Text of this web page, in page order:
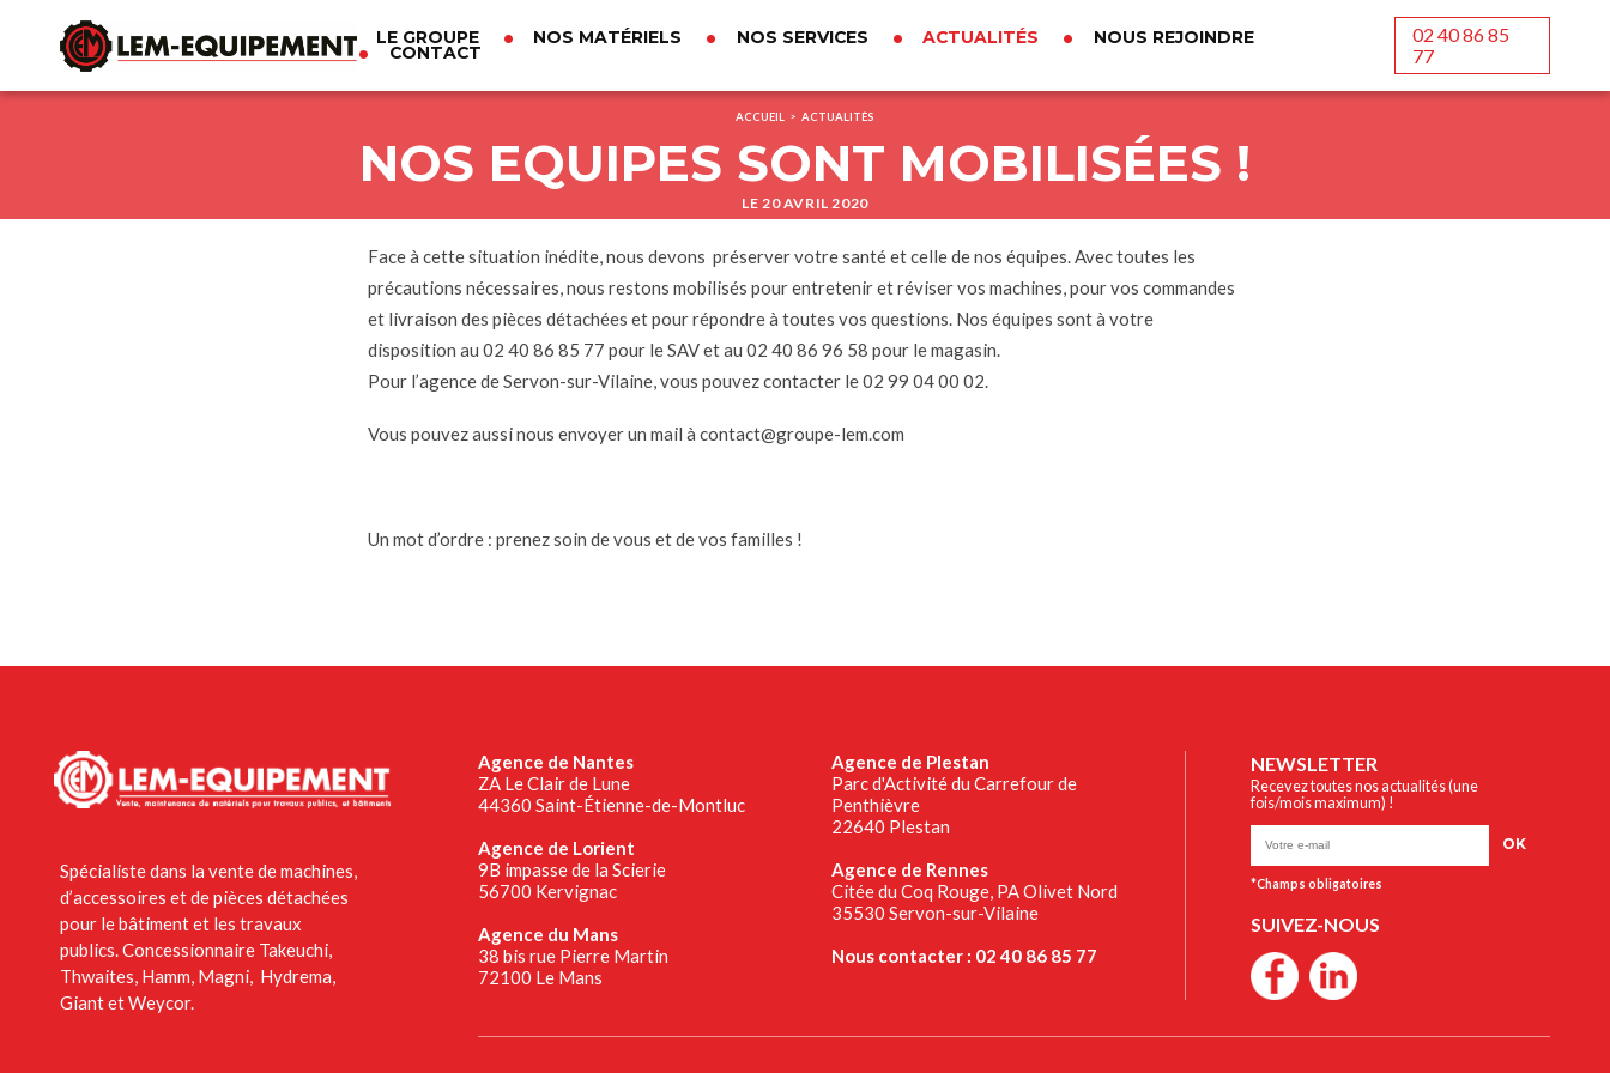
Aller
LE GROUPE NOS MATÉRIELS NOS SERVICES ACTUALITÉS NOUS REJOINDRE
CONTACT
02 40 86 85
77
ACCUEIL > ACTUALITÉS
NOS EQUIPES SONT MOBILISÉES !
LE 20 AVRIL 2020
Face à cette situation inédite, nous devons préserver votre santé et celle de nos équipes. Avec toutes les
précautions nécessaires, nous restons mobilisés pour entretenir et réviser vos machines, pour vos commandes
et livraison des pièces détachées et pour répondre à toutes vos questions. Nos équipes sont à votre
disposition au 02 40 86 85 77 pour le SAV et au 02 40 86 96 58 pour le magasin.
Pour l’agence de Servon-sur-Vilaine, vous pouvez contacter le 02 99 04 00 02.
Vous pouvez aussi nous envoyer un mail à contact@groupe-lem.com
Un mot d’ordre : prenez soin de vous et de vos familles !
Spécialiste dans la vente de machines,
d’accessoires et de pièces détachées
pour le bâtiment et les travaux
publics. Concessionnaire Takeuchi,
Thwaites, Hamm, Magni, Hydrema,
Giant et Weycor.
Agence de Nantes
ZA Le Clair de Lune
44360 Saint-Étienne-de-Montluc
Agence de Lorient
9B impasse de la Scierie
56700 Kervignac
Agence du Mans
38 bis rue Pierre Martin
72100 Le Mans
Agence de Plestan
Parc d'Activité du Carrefour de
Penthièvre
22640 Plestan
Agence de Rennes
Citée du Coq Rouge, PA Olivet Nord
35530 Servon-sur-Vilaine
Nous contacter : 02 40 86 85 77
NEWSLETTER
Recevez toutes nos actualités (une
fois/mois maximum) !
OK
SUIVEZ-NOUS